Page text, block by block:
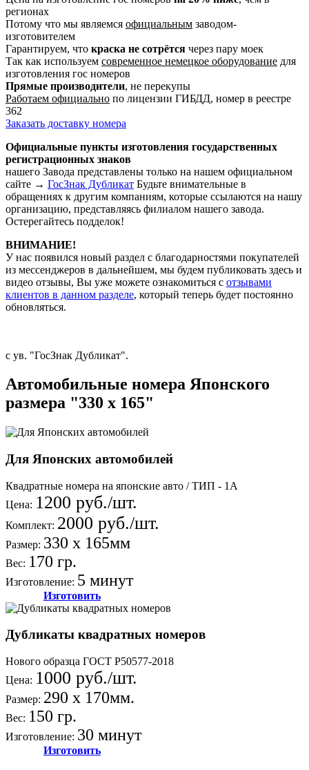
регионах
Потому что мы являемся официальным заводом-
изготовителем
Гарантируем, что краска не сотрётся через пару моек
Так как используем современное немецкое оборудование для
изготовления гос номеров
Прямые производители, не перекупы
Работаем официально по лицензии ГИБДД, номер в реестре
362
Заказать доставку номера
Официальные пункты изготовления государственных
регистрационных знаков
нашего Завода представлены только на нашем официальном
сайте → ГосЗнак Дубликат Будьте внимательные в
обращениях к другим компаниям, которые ссылаются на нашу
организацию, представляясь филиалом нашего завода.
Остерегайтесь подделок!
ВНИМАНИЕ!
У нас появился новый раздел с благодарностями покупателей
из мессенджеров в дальнейшем, мы будем публиковать здесь и
видео отзывы, Вы уже можете ознакомиться с отзывами
клиентов в данном разделе, который теперь будет постоянно
обновляться.
с ув. "ГосЗнак Дубликат".
Автомобильные номера Японского
размера "330 х 165"
Для Японских автомобилей
Квадратные номера на японские авто / ТИП - 1А
Цена: 1200 руб./шт.
Комплект: 2000 руб./шт.
Размер: 330 х 165мм
Вес: 170 гр.
Изготовление: 5 минут
Изготовить
Дубликаты квадратных номеров
Нового образца ГОСТ Р50577-2018
Цена: 1000 руб./шт.
Размер: 290 х 170мм.
Вес: 150 гр.
Изготовление: 30 минут
Изготовить